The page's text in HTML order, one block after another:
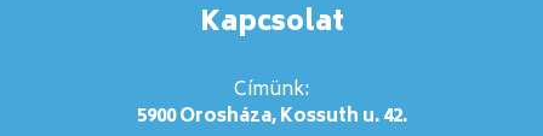
Kapcsolat
Címünk:
5900 Orosháza, Kossuth u. 42.